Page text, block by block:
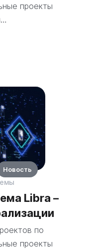
проекты
Libra –
по
проекты
Новость